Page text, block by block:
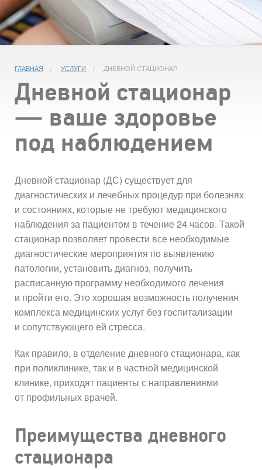
ГЛАВНАЯ УСЛУГИ ДНЕВНОЙ СТАЦИОНАР
Дневной стационар
— ваше здоровье
под наблюдением
Дневной стационар (ДС) существует для
диагностических и лечебных процедур при болезнях
и состояниях, которые не требуют медицинского
наблюдения за пациентом в течение 24 часов. Такой
стационар позволяет провести все необходимые
диагностические мероприятия по выявлению
патологии, установить диагноз, получить
расписанную программу необходимого лечения
и пройти его. Это хорошая возможность получения
комплекса медицинских услуг без госпитализации
и сопутствующего ей стресса.
Как правило, в отделение дневного стационара, как
при поликлинике, так и в частной медицинской
клинике, приходят пациенты с направлениями
от профильных врачей.
Преимущества дневного
стационара